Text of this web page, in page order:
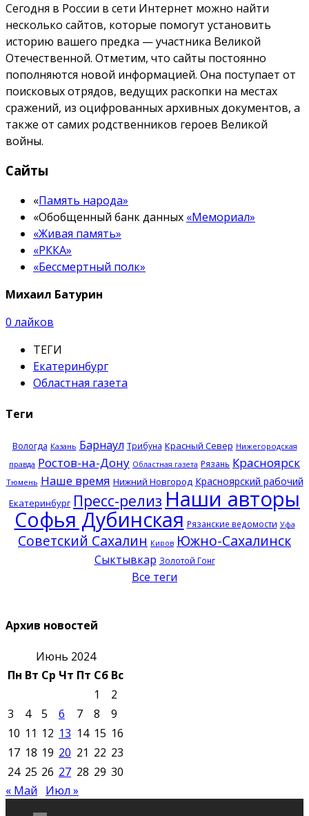
Сегодня в России в сети Интернет можно найти
несколько сайтов, которые помогут установить
историю вашего предка — участника Великой
Отечественной. Отметим, что сайты постоянно
пополняются новой информацией. Она поступает от
поисковых отрядов, ведущих раскопки на местах
сражений, из оцифрованных архивных документов, а
также от самих родственников героев Великой
войны.
Сайты
«Память народа»
«Обобщенный банк данных «Мемориал»
«Живая память»
«РККА»
«Бессмертный полк»
Михаил Батурин
0 лайков
ТЕГИ
Екатеринбург
Областная газета
Теги
Вологда Казань Барнаул Трибуна Красный Север Нижегородская
правда Ростов-на-Дону Областная газета Рязань Красноярск
Тюмень Наше время Нижний Новгород Красноярский рабочий
Екатеринбург Пресс-релиз Наши авторы
Софья Дубинская Рязанские ведомости Уфа
Советский Сахалин Киров Южно-Сахалинск
Сыктывкар Золотой Гонг
Все теги
Архив новостей
Июнь 2024
Пн Вт Ср Чт Пт Сб Вс
1
2
3
4 5 6 7 8
9
10 11 12 13 14 15 16
17 18 19 20 21 22 23
24 25 26 27 28 29 30
« Май
Июл »